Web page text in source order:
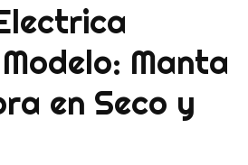
Manta
en Seco y